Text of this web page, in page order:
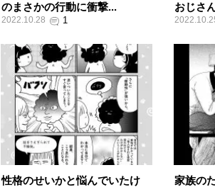
のまさかの行動に衝撃...
2022.10.28
おじさ
性格のせいかと悩んでいたけ
家族の